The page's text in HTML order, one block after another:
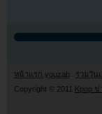
หน้าแรก youzab รวมวัน
Copyright © 2011 Kpop